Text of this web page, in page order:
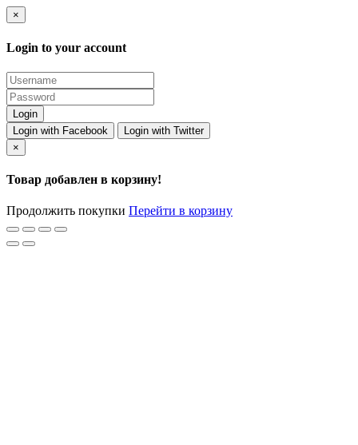
×
Login to your account
Login with Facebook
Login with Twitter
×
Товар добавлен в корзину!
Продолжить покупки Перейти в корзину